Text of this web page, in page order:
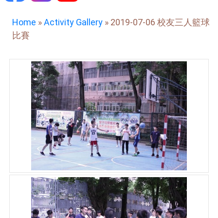
Home »Activity Gallery » 2019-07-06 校友三人籃球
比賽